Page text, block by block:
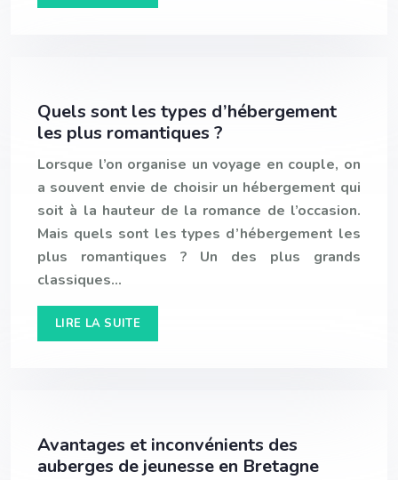
Quels sont les types d’hébergement
les plus romantiques ?
Lorsque l’on organise un voyage en couple, on
a souvent envie de choisir un hébergement qui
soit à la hauteur de la romance de l’occasion.
Mais quels sont les types d’hébergement les
plus romantiques ? Un des plus grands
classiques…
LIRE LA SUITE
Avantages et inconvénients des
auberges de jeunesse en Bretagne